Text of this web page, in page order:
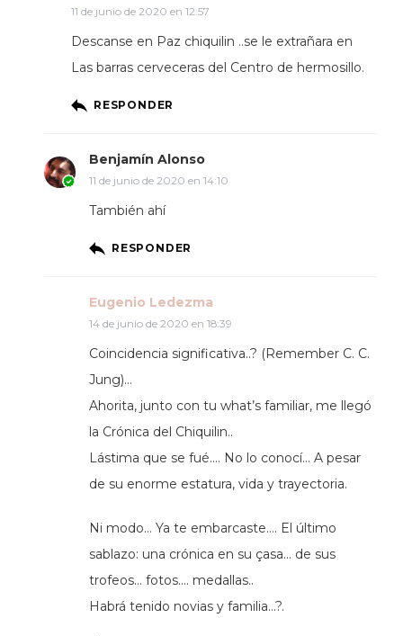
11 de junio de 2020 en 12:57
Descanse en Paz chiquilin ..se le extrañara en
Las barras cerveceras del Centro de hermosillo.
RESPONDER
Benjamín Alonso
11 de junio de 2020 en 14:10
También ahí
RESPONDER
Eugenio Ledezma
14 de junio de 2020 en 18:39
Coincidencia significativa..? (Remember C. C.
Jung)…
Ahorita, junto con tu what’s familiar, me llegó
la Crónica del Chiquilin..
Lástima que se fué…. No lo conocí… A pesar
de su enorme estatura, vida y trayectoria.
Ni modo… Ya te embarcaste…. El último
sablazo: una crónica en su çasa… de sus
trofeos… fotos…. medallas..
Habrá tenido novias y familia…?.